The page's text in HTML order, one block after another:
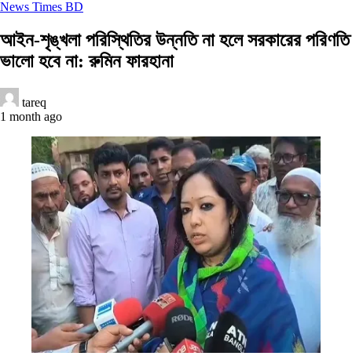
News Times BD
আইন-শৃঙ্খলা পরিস্থিতির উন্নতি না হলে সরকারের পরিণতি
ভালো হবে না: রুমিন ফারহানা
tareq
1 month ago